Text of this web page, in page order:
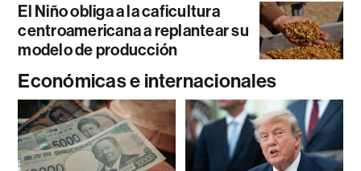
El Niño obliga a la caficultura
centroamericana a replantear su
modelo de producción
Económicas e internacionales